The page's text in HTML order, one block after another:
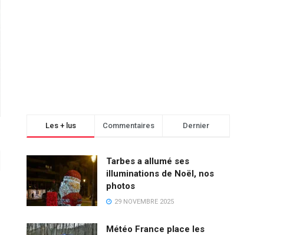
Les + lus Commentaires Dernier
Tarbes a allumé ses
illuminations de Noël, nos
photos
29 NOVEMBRE 2025
Météo France place les